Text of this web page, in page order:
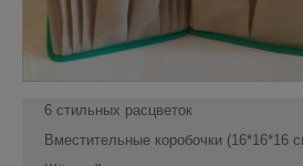
6 стильных расцветок
Вместительные коробочки (16*16*16